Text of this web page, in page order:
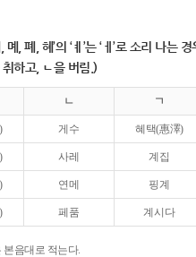
몌, 폐, 혜’의 ‘ㅖ’는 ‘ㅔ’로 소리 나는
하고, ㄴ을 버림.)
ㄴ ㄱ
게수 혜택(惠澤)
사레 계집
연메 핑계
페품 계시다
본음대로 적는다.